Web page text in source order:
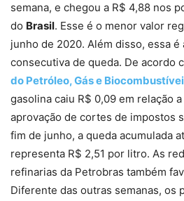
semana, e chegou a R$ 4,88 nos
do Brasil. Esse é o menor valor
junho de 2020. Além disso, essa é
consecutiva de queda. De acordo
do Petróleo, Gás e
gasolina caiu R$ 0,09 em relação
aprovação de cortes de impostos
fim de junho, a queda acumulada
representa R$ 2,51 por litro. As
refinarias da Petrobras também
Diferente das outras semanas, os